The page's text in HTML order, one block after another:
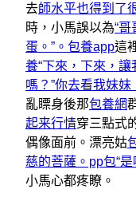
去師水平也得到了
時，小馬誤以為“
蛋。”。包養app這
養“下來，下來，
嗎？”你去看我妹妹
亂瞟身後那包養網
起来行情穿三點式
偶像面前。漂亮姑
慈的菩薩。pp包“
小馬心都疼瞭。